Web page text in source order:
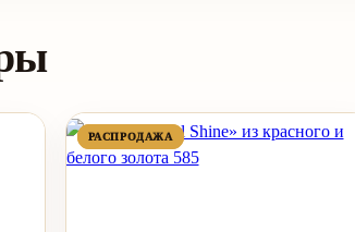
РАСПРОДАЖАПРОДАВАЕМЫЙ
ТОВАР
РАСПРОДАЖАПРОДАВАЕМЫЙ
ТОВАР